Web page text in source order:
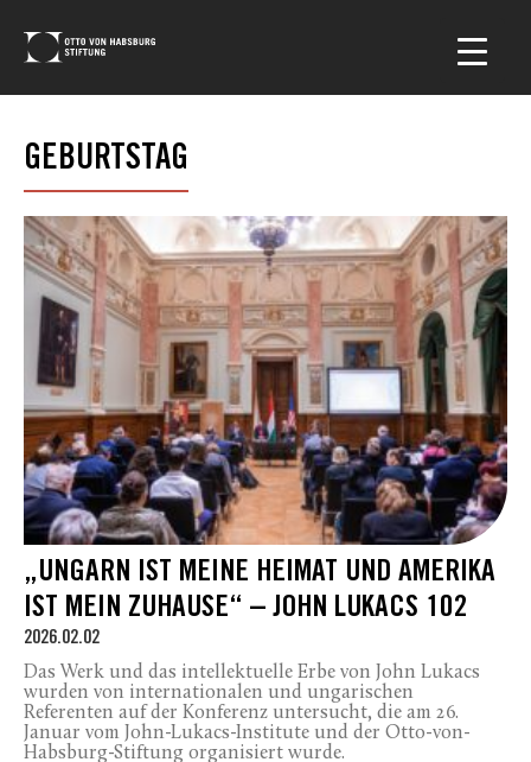
GEBURTSTAG
„UNGARN IST MEINE HEIMAT UND AMERIKA
IST MEIN ZUHAUSE“ – JOHN LUKACS 102
2026.02.02
Das Werk und das intellektuelle Erbe von John Lukacs
wurden von internationalen und ungarischen
Referenten auf der Konferenz untersucht, die am 26.
Januar vom John-Lukacs-Institute und der Otto-von-
Habsburg-Stiftung organisiert wurde.